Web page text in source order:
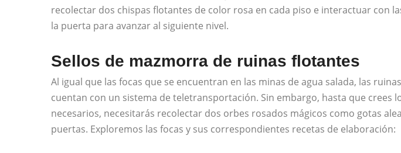
recolectar dos chispas flotantes de color rosa en cada piso e interactuar con
la puerta para avanzar al siguiente nivel.
Sellos de mazmorra de ruinas flotantes
Al igual que las focas que se encuentran en las minas de agua salada, las
cuentan con un sistema de teletransportación. Sin embargo, hasta que crees
necesarios, necesitarás recolectar dos orbes rosados ​​mágicos como gotas
puertas. Exploremos las focas y sus correspondientes recetas de elaboración: